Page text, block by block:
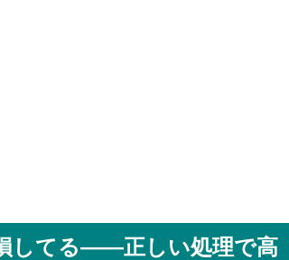
してる——正しい処理で高